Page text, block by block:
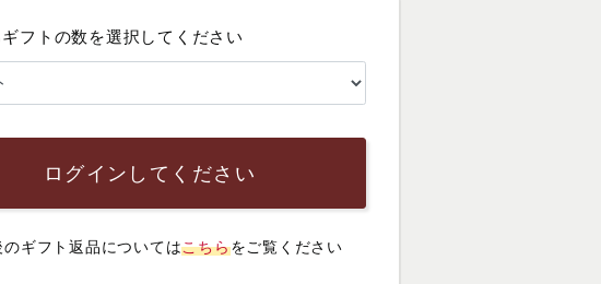
フトの数を選択してください
ログインしてください
のギフト返品についてはこちらをご覧ください